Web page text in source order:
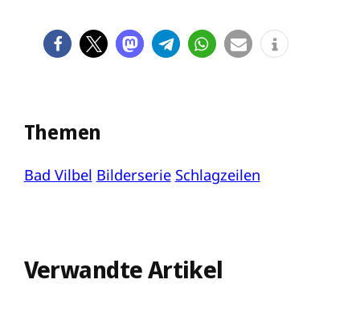
Themen
Bad Vilbel Bilderserie Schlagzeilen
Verwandte Artikel